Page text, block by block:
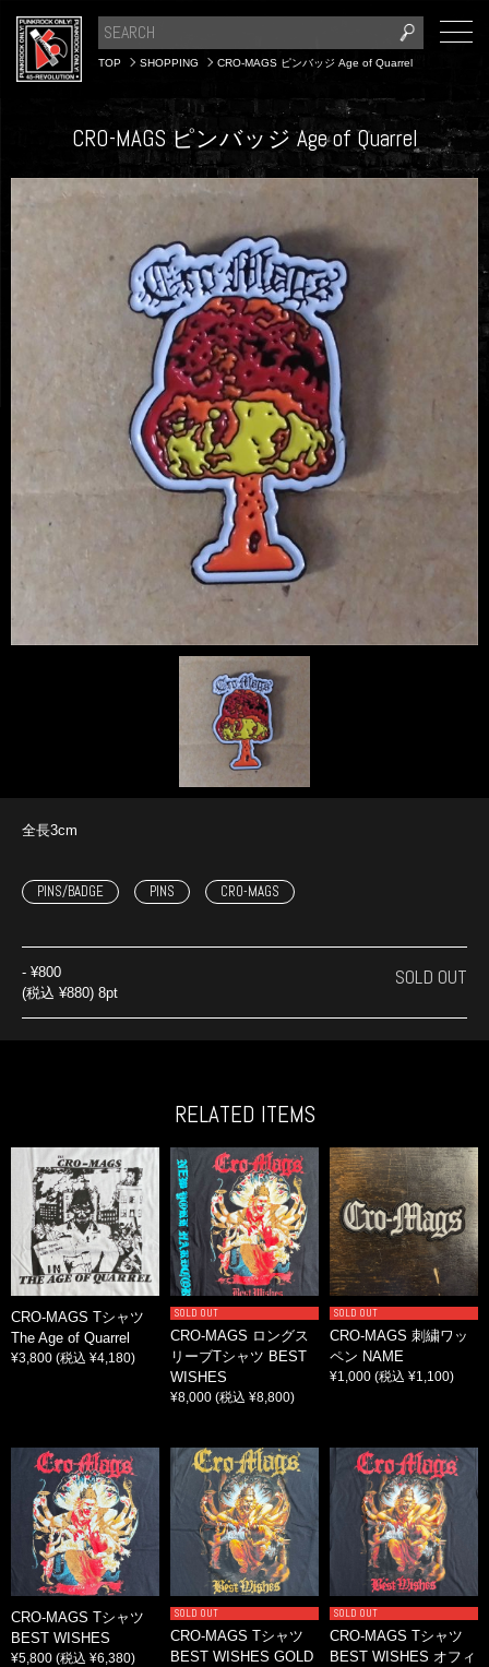
TOP SHOPPING CRO-MAGS ピンバッジ Age of Quarrel
CRO-MAGS ピンバッジ Age of Quarrel
全長3cm
PINS/BADGE PINS CRO-MAGS
‐ ¥800
(税込 ¥880) 8pt
SOLD OUT
RELATED ITEMS
CRO-MAGS Tシャツ
The Age of Quarrel
¥3,800 (税込 ¥4,180)
SOLD OUT
CRO-MAGS ロングス
リーブTシャツ BEST
WISHES
¥8,000 (税込 ¥8,800)
SOLD OUT
CRO-MAGS 刺繍ワッ
ペン NAME
¥1,000 (税込 ¥1,100)
CRO-MAGS Tシャツ
BEST WISHES
¥5,800 (税込 ¥6,380)
SOLD OUT
CRO-MAGS Tシャツ
BEST WISHES GOLD
SOLD OUT
CRO-MAGS Tシャツ
BEST WISHES オフィ